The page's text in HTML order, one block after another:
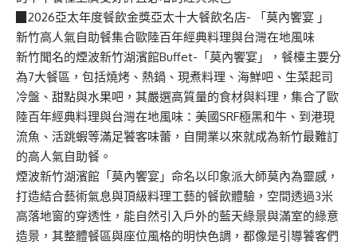
▉2026亞太年度餐飲金獎亞太十大餐飲名店- 「莫內饗宴 」
新竹高人氣自助餐集合歐陸百年經典料理與台灣在地風味
新竹聞名的煙波新竹湖濱館Buffet-「莫內饗宴」，餐檯主要分
為7大餐區，包括燒烤、熱鍋、現煮料理、海鮮吧、生菜起司
冷盤、甜點與水果吧，其嚴選高質量的食材與料理，集合了歐
陸百年經典料理與台灣在地風味：美國SRF極黑和牛、到港現
流魚、活跳蝦等滿足饕客味蕾，自開業以來就成為新竹最難訂
的高人氣自助餐。
煙波新竹湖濱館「莫內饗宴」命名以印象派大師莫內為靈感，
打造結合藝術氣息與頂級料理工藝的餐飲體驗，空間透過3米
高落地窗的穿透性，能自然引入戶外的藍天綠景與滿室的綠意
造景，其整體餐區與座位風格的明快色調，都像是引導饕客們